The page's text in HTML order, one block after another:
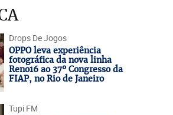
Drops De Jogos
OPPO leva experiência
fotográfica da nova linha
Reno16 ao 37º Congresso da
FIAP, no Rio de Janeiro
Tupi FM